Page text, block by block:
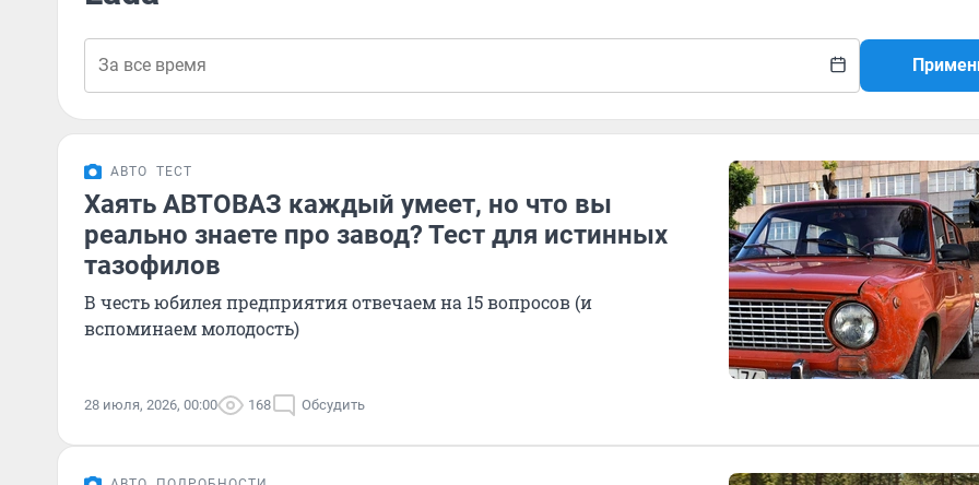
АВТО ТЕСТ
Хаять АВТОВАЗ каждый умеет, но что вы
реально знаете про завод? Тест для истинных
тазофилов
В честь юбилея предприятия отвечаем на 15 вопросов (и
вспоминаем молодость)
28 июля, 2026, 00:00 168 Обсудить